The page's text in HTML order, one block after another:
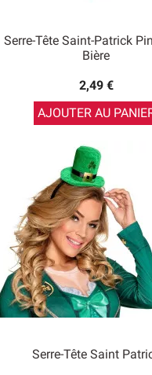
Serre-Tête Saint-Patrick
Bière
2,49 €
AJOUTER AU
Serre-Tête Saint